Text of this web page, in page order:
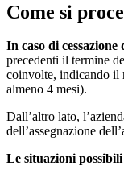
Come si
In caso di cessazione
precedenti il termine
coinvolte, indicando il
almeno 4 mesi).
Dall’altro lato,
dell’assegnazione
Le situazioni possibili